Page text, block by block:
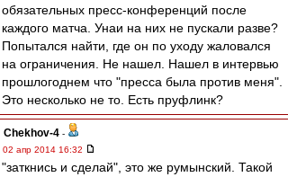
обязательных пресс-конференций после
каждого матча. Унаи на них не пускали разве?
Попытался найти, где он по уходу жаловался
на ограничения. Не нашел. Нашел в интервью
прошлогоднем что "пресса была против меня".
Это несколько не то. Есть пруфлинк?
Chekhov-4 -
02 апр 2014 16:32
"заткнись и сделай", это же румынский. Такой